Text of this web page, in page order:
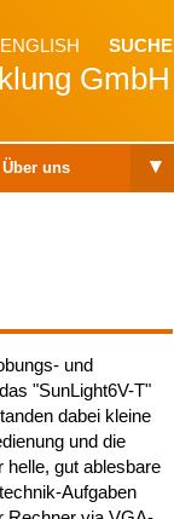
ENGLISH SUCHE
GmbH
Über uns ▾
und
"SunLight6V-T"
dabei kleine
und die
gut ablesbare
Aufgaben